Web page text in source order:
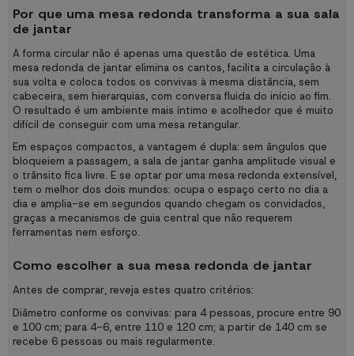
Por que uma mesa redonda transforma a sua sala
de jantar
A forma circular não é apenas uma questão de estética. Uma
mesa redonda de jantar elimina os cantos, facilita a circulação à
sua volta e coloca todos os convivas à mesma distância, sem
cabeceira, sem hierarquias, com conversa fluida do início ao fim.
O resultado é um ambiente mais íntimo e acolhedor que é muito
difícil de conseguir com uma mesa retangular.
Em espaços compactos, a vantagem é dupla: sem ângulos que
bloqueiem a passagem, a sala de jantar ganha amplitude visual e
o trânsito fica livre. E se optar por uma mesa redonda extensível,
tem o melhor dos dois mundos: ocupa o espaço certo no dia a
dia e amplia-se em segundos quando chegam os convidados,
graças a mecanismos de guia central que não requerem
ferramentas nem esforço.
Como escolher a sua mesa redonda de jantar
Antes de comprar, reveja estes quatro critérios:
Diâmetro conforme os convivas: para 4 pessoas, procure entre 90
e 100 cm; para 4-6, entre 110 e 120 cm; a partir de 140 cm se
recebe 6 pessoas ou mais regularmente.